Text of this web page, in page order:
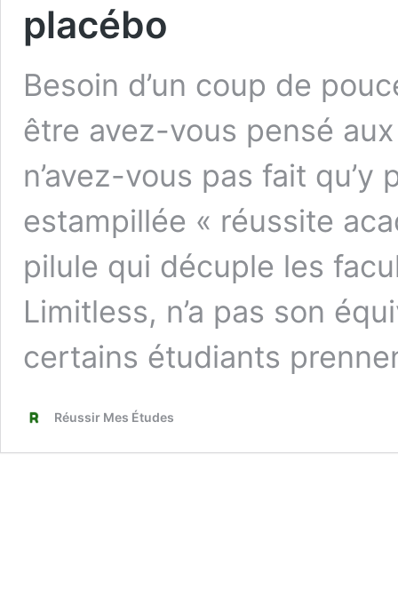
placébo
Besoin d’un coup de
être avez-vous pensé
n’avez-vous pas fait qu’y
estampillée « réussite
pilule qui décuple les
Limitless, n’a pas son
certains étudiants
Réussir Mes Études